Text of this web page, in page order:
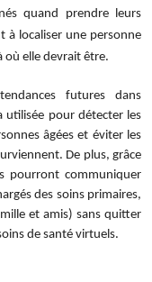
quand prendre leurs
à localiser une personne
où elle devrait être.
futures dans
utilisée pour détecter les
âgées et éviter les
De plus, grâce
pourront communiquer
des soins primaires,
et amis) sans quitter
de santé virtuels.